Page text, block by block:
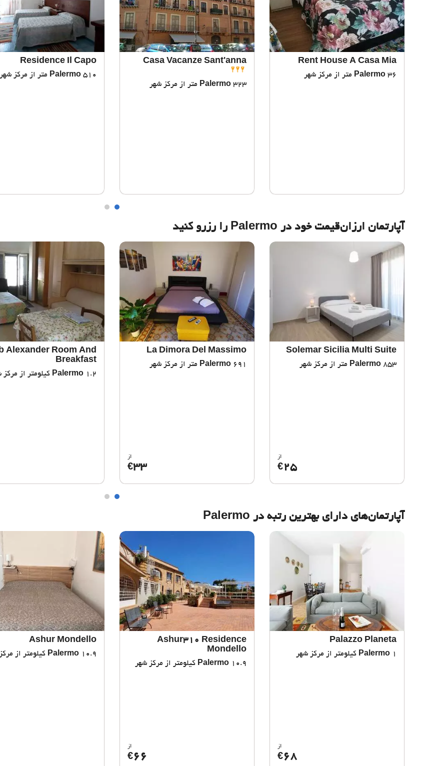
Rent House A Casa Mia
Palermo 36 متر از مرکز شهر
Casa Vacanze Sant'anna
Palermo 323 متر از مرکز شهر
Residence Il Capo
Palermo 510 متر از مرکز شهر
آپارتمان ارزان‌قیمت خود در Palermo را رزرو کنید
Solemar Sicilia Multi Suite
Palermo 853 متر از مرکز شهر
از
€25
La Dimora Del Massimo
Palermo 691 متر از مرکز شهر
از
€33
Alexander Room And
Breakfast
Palermo 1.2 کیلومتر از مرکز شهر
آپارتمان‌های دارای بهترین رتبه در Palermo
Palazzo Planeta
Palermo 1 کیلومتر از مرکز شهر
از
€68
Ashur310 Residence
Mondello
Palermo 10.9 کیلومتر از مرکز شهر
از
€66
Ashur Mondello
Palermo 10.9 کیلومتر از مرکز شهر